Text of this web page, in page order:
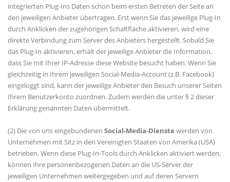
integrierten Plug-Ins Daten schon beim ersten Betreten der Seite an
den jeweiligen Anbieter übertragen. Erst wenn Sie das jeweilige Plug-In
durch Anklicken der zugehörigen Schaltfläche aktivieren, wird eine
direkte Verbindung zum Server des Anbieters hergestellt. Sobald Sie
das Plug-In aktivieren, erhält der jeweilige Anbieter die Information,
dass Sie mit Ihrer IP-Adresse diese Website besucht haben. Wenn Sie
gleichzeitig in Ihrem jeweiligen Social-Media-Account (z.B. Facebook)
eingeloggt sind, kann der jeweilige Anbieter den Besuch unserer Seiten
Ihrem Benutzerkonto zuordnen. Zudem werden die unter § 2 dieser
Erklärung genannten Daten übermittelt.
(2) Die von uns eingebundenen Social-Media-Dienste werden von
Unternehmen mit Sitz in den Vereinigten Staaten von Amerika (USA)
betrieben. Wenn diese Plug-In-Tools durch Anklicken aktiviert werden,
können Ihre personenbezogenen Daten an die US-Server der
jeweiligen Unternehmen weitergegeben und auf deren Servern